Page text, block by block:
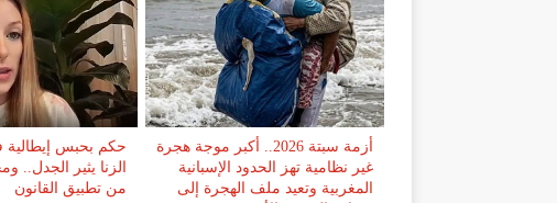
أزمة سبتة 2026.. أكبر موجة هجرة
غير نظامية تهز الحدود الإسبانية
المغربية وتعيد ملف الهجرة إلى
حكم بحبس
الزنا يثير الجدل..
من تطبيق القانون